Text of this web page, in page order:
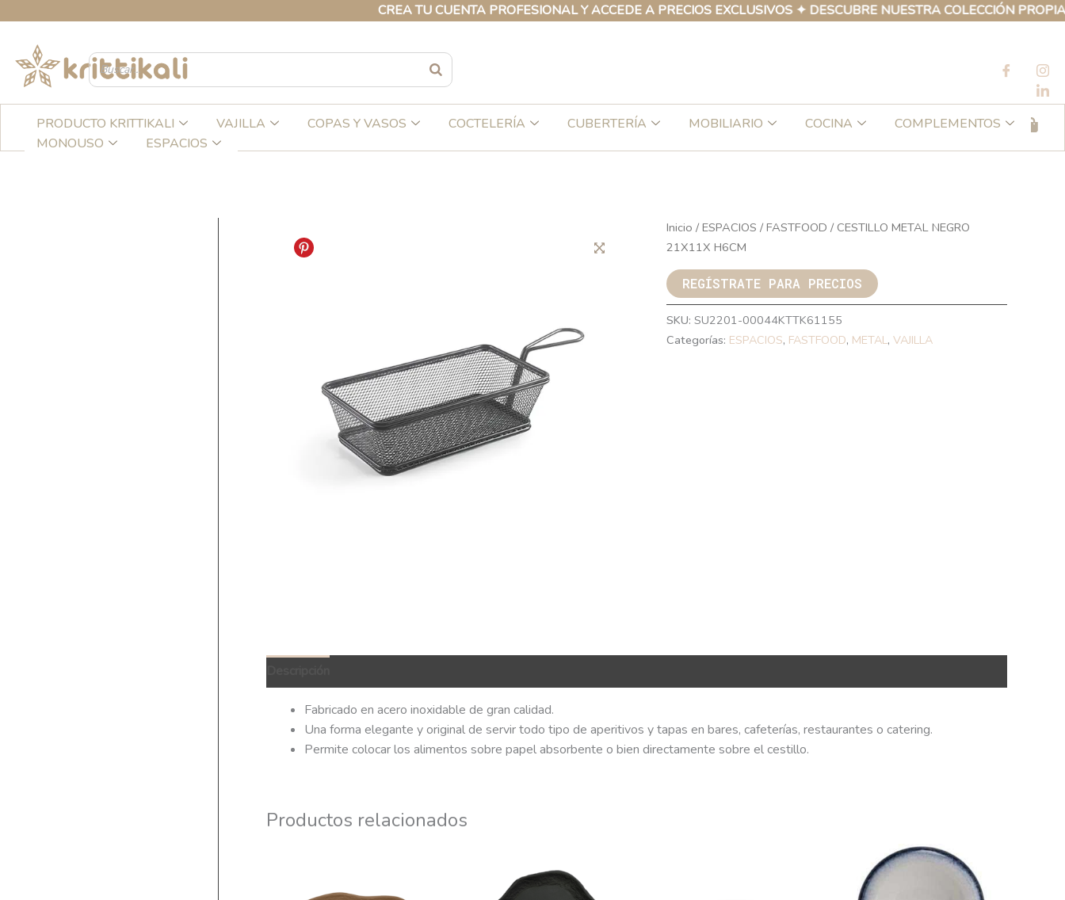
CREA TU CUENTA PROFESIONAL Y ACCEDE A PRECIOS EXCLUSIVOS ✦ DESCUBRE NUESTRA COLECCIÓN PROPIA DE
contenido
PRODUCTO KRITTIKALI VAJILLA COPAS Y VASOS COCTELERÍA CUBERTERÍA MOBILIARIO COCINA
COMPLEMENTOS
MONOUSO
ESPACIOS
Inicio / ESPACIOS / FASTFOOD / CESTILLO METAL NEGRO
21X11X H6CM
REGÍSTRATE PARA PRECIOS
SKU: SU2201-00044KTTK61155
Categorías: ESPACIOS, FASTFOOD, METAL, VAJILLA
Fabricado en acero inoxidable de gran calidad.
Una forma elegante y original de servir todo tipo de aperitivos y tapas en bares, cafeterías, restaurantes o catering.
Permite colocar los alimentos sobre papel absorbente o bien directamente sobre el cestillo.
Productos relacionados